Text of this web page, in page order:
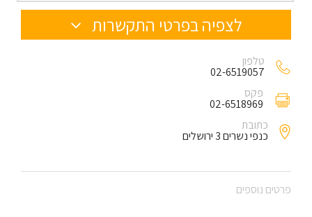
לצפיה בפרטי התקשרות
טלפון
02-6519057
פקס
02-6518969
כתובת
כנפי נשרים 3 ירושלים
פרטים נוספים